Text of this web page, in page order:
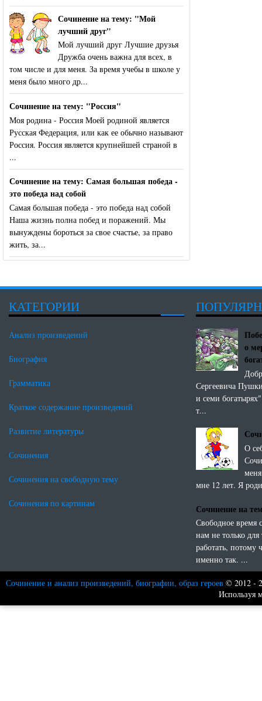
Сочинение на тему: "Мой
лучший друг"
Мой лучший друг Лучшие друзья
Дружба очень важна для всех, в
том числе и для меня. За время учебы в школе у
меня было много др...
Сочинение на тему: "Россия"
Моя родина - Россия Моей родиной является
Русская Федерация, или как ее обычно называют
Россия. Россия является крупнейшей страной в
...
Сочинение на тему: Самая большая победа -
это победа над собой
Самая большая победа - это победа над собой
Наша жизнь полна побед и поражений. Мы
вынуждены бороться за свое счастье, за право
жить, за...
КАТЕГОРИИ
Анализ произведений
Биография
Грамматика
Краткое содержание произведений
Развитие литературы
Сочинения
Сочинения на свободную тему
Сочинения по картинам
о
Сергеевича
и семи
т...
О
мне 12 лет. Я
Сочинение на
Свободное время
нам не только
работать, потому
именно так. ...
Сочинение и анализ произведений, биографии, образ героев © 2012 -
Используя